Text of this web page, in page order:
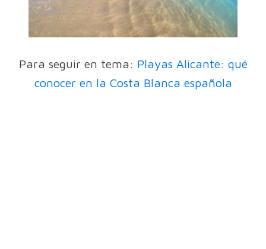
Para seguir en tema: Playas Alicante: qué
conocer en la Costa Blanca española